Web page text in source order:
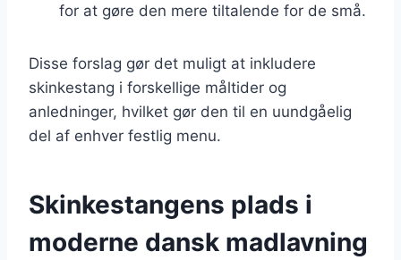
for at gøre den mere tiltalende for de små.
Disse forslag gør det muligt at inkludere
skinkestang i forskellige måltider og
anledninger, hvilket gør den til en uundgåelig
del af enhver festlig menu.
Skinkestangens plads i
moderne dansk madlavning